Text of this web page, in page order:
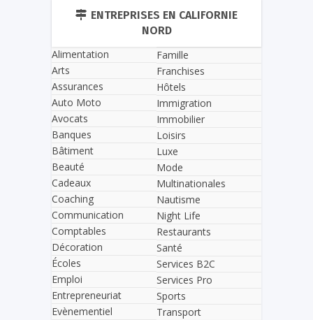
ENTREPRISES EN CALIFORNIE
NORD
Alimentation
Arts
Assurances
Auto Moto
Avocats
Banques
Bâtiment
Beauté
Cadeaux
Coaching
Communication
Comptables
Décoration
Écoles
Emploi
Entrepreneuriat
Evènementiel
Famille
Franchises
Hôtels
Immigration
Immobilier
Loisirs
Luxe
Mode
Multinationales
Nautisme
Night Life
Restaurants
Santé
Services B2C
Services Pro
Sports
Transport